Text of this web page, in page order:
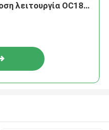
λειτουργία OC18